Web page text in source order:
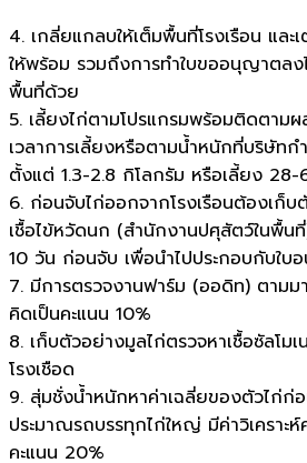
4. เกลี่ยแกลบให้เต็มพื้นที่โรงเรือน แล
ให้พร้อม รวมถึงการทำใบขออนุญาตล
พื้นที่ด้วย
5. เลี้ยงไก่ตามโปรแกรมพร้อมติดตาม
เวลาการเลี้ยงหรือตามน้ำหนักที่บริษัท
ตั้งแต่ 1.3-2.8 กิโลกรัม หรือเลี้ยง 28-
6. ก่อนจับไก่ออกจากโรงเรือนต้องเก็บ
เชื้อไข้หวัดนก (สำนักงานปศุสัตว์ในพื้
10 วัน ก่อนจับ เพื่อนำไปประกอบกับใ
7. มีการตรวจงานฟาร์ม (ออดิท) ตาม
คิดเป็นคะแนน 10%
8. เก็บตัวอย่างมูลไก่ตรวจหาเชื้อซัลโม
โรงเชือด
9. สุ่มชั่งน้ำหนักหาค่าเฉลี่ยของตัวไก่ก่อ
ประมาณรถบรรทุกไก่ใหญ่ มีค่าวิเคราะ
คะแนน 20%